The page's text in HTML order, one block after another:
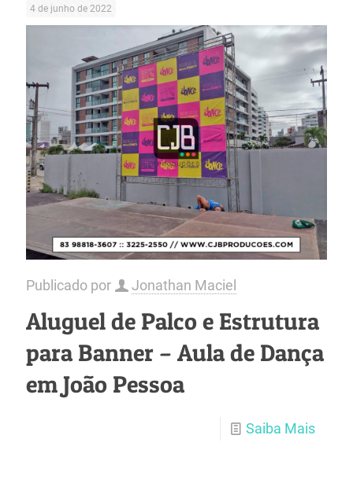
4 de junho de 2022
Publicado por Jonathan Maciel
Aluguel de Palco e Estrutura
para Banner – Aula de Dança
em João Pessoa
Saiba Mais